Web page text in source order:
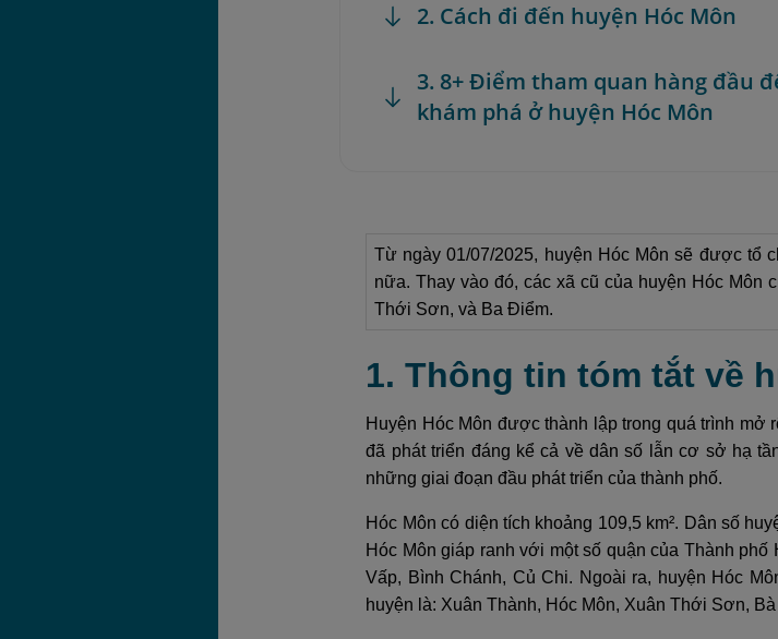
2. Cách đi đến huyện Hóc Môn
3. 8+ Điểm tham quan hàng đầu
khám phá ở huyện Hóc Môn
Từ ngày 01/07/2025, huyện Hóc Môn sẽ được tổ
nữa. Thay vào đó, các xã cũ của huyện Hóc
Thới Sơn, và Ba Điểm.
1. Thông tin tóm tắt về
Huyện Hóc Môn được thành lập trong quá trình mở
đã phát triển đáng kể cả về dân số lẫn cơ sở hạ
những giai đoạn đầu phát triển của thành phố.
Hóc Môn có diện tích khoảng 109,5 km². Dân số
Hóc Môn giáp ranh với một số quận của Thành
Vấp, Bình Chánh, Củ Chi. Ngoài ra, huyện Hóc
huyện là: Xuân Thành, Hóc Môn, Xuân Thới Sơn,